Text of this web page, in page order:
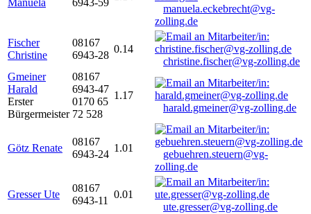
Manuela
6943-59
manuela.eckebrecht@vg-
zolling.de
Fischer
Christine
08167
6943-28
0.14
christine.fischer@vg-zolling.de
Gmeiner
Harald
Erster
Bürgermeister
08167
6943-47
0170 65
72 528
1.17
harald.gmeiner@vg-zolling.de
Götz Renate
08167
6943-24
1.01
gebuehren.steuern@vg-
zolling.de
Gresser Ute
08167
6943-11
0.01
ute.gresser@vg-zolling.de